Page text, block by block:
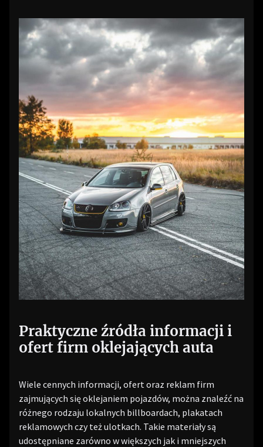
Praktyczne źródła informacji i
ofert firm oklejających auta
Wiele cennych informacji, ofert oraz reklam firm
zajmujących się oklejaniem pojazdów, można znaleźć na
różnego rodzaju lokalnych billboardach, plakatach
reklamowych czy też ulotkach. Takie materiały są
udostępniane zarówno w większych jak i mniejszych